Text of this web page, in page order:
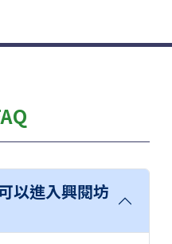
以進入興閱坊